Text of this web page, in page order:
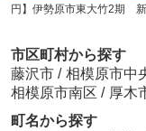
円】伊勢原市東大竹2期
市区町村から探す
藤沢市 / 相模原市中
相模原市南区 / 厚木
町名から探す